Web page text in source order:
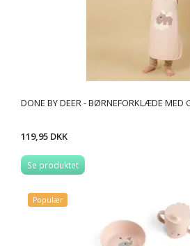
DONE BY DEER - BØRNEFORKLÆDE MED
119,95 DKK
Se produktet
Populær